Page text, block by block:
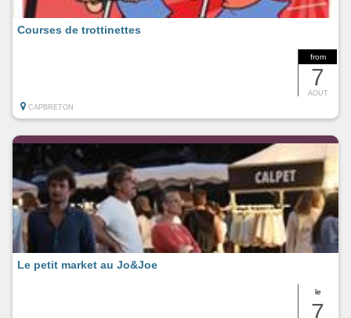
from
7
AOUT
Courses de trottinettes
CAPBRETON
le
7
Le petit market au Jo&Joe